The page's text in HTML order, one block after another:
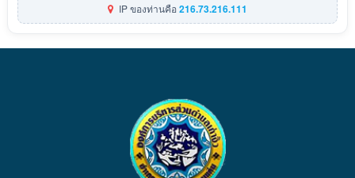
IP ของท่านคือ216.73.216.111